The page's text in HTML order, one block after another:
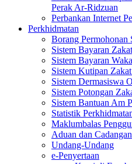
Perak Ar-Ridzuan
Perbankan Internet
Perkhidmatan
Borang Permohonan
Sistem Bayaran
Sistem Bayaran
Sistem Kutipan
Sistem Dermasiswa
Sistem Potongan
Sistem Bantuan Am
Statistik
Maklumbalas
Aduan dan Cadangan
Undang-Undang
e-Penyertaan